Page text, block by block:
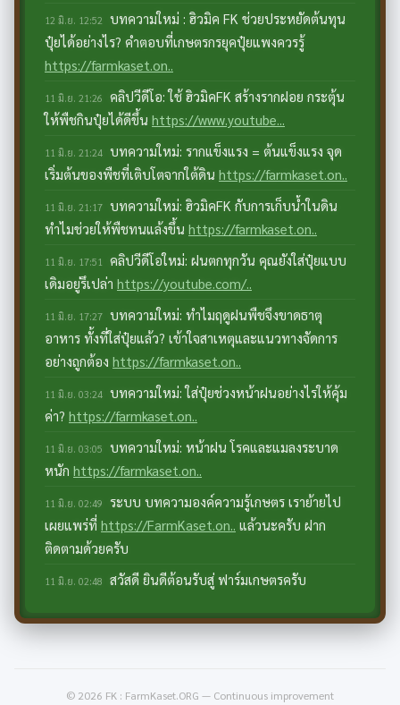
12 มิ.ย. 12:52 บทความใหม่ : ฮิวมิค FK ช่วยประหยัดต้นทุน
ปุ๋ยได้อย่างไร? คำตอบที่เกษตรกรยุคปุ๋ยแพงควรรู้
https://farmkaset.on..
11 มิ.ย. 21:26 คลิปวีดีโอ: ใช้ ฮิวมิคFK สร้างรากฝอย กระตุ้น
ให้พืชกินปุ๋ยได้ดีขึ้น https://www.youtube...
11 มิ.ย. 21:24 บทความใหม่: รากแข็งแรง = ต้นแข็งแรง จุด
เริ่มต้นของพืชที่เติบโตจากใต้ดิน https://farmkaset.on..
11 มิ.ย. 21:17 บทความใหม่: ฮิวมิคFK กับการเก็บน้ำในดิน
ทำไมช่วยให้พืชทนแล้งขึ้น https://farmkaset.on..
11 มิ.ย. 17:51 คลิปวีดีโอใหม่: ฝนตกทุกวัน คุณยังใส่ปุ๋ยแบบ
เดิมอยู่รึเปล่า https://youtube.com/..
11 มิ.ย. 17:27 บทความใหม่: ทำไมฤดูฝนพืชจึงขาดธาตุ
อาหาร ทั้งที่ใส่ปุ๋ยแล้ว? เข้าใจสาเหตุและแนวทางจัดการ
อย่างถูกต้อง https://farmkaset.on..
11 มิ.ย. 03:24 บทความใหม่: ใส่ปุ๋ยช่วงหน้าฝนอย่างไรให้คุ้ม
ค่า? https://farmkaset.on..
11 มิ.ย. 03:05 บทความใหม่: หน้าฝน โรคและแมลงระบาด
หนัก https://farmkaset.on..
11 มิ.ย. 02:49
ระบบ บทความองค์ความรู้เกษตร เราย้ายไป
เผยแพร่ที่ https://FarmKaset.on.. แล้วนะครับ ฝาก
ติดตามด้วยครับ
11 มิ.ย. 02:48 สวัสดี ยินดีต้อนรับสู่ ฟาร์มเกษตรครับ
© 2026 FK : FarmKaset.ORG — Continuous improvement